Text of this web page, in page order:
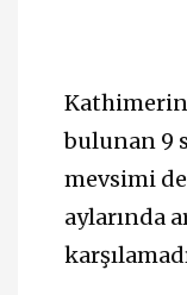
Kathimerini
bulunan 9
mevsimi
aylarında